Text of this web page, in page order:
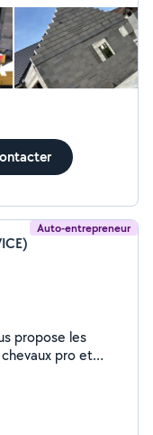
Auto-entrepreneur
propose les